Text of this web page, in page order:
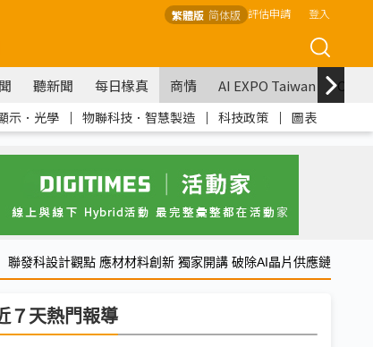
繁體版 简体版 評估申請 登入
聽新聞 每日椽真 商情 AI EXPO Taiwan
示．光學 ｜ 物聯科技．智慧製造 ｜ 科技政策 ｜ 圖表
聯發科設計觀點 應材材料創新 獨家開講 破除AI晶片供應鏈
７天熱門報導